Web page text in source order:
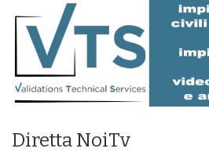
Diretta NoiTv